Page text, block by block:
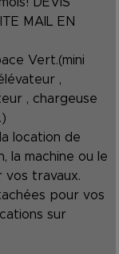
MAIL EN
Vert.(mini
,
, chargeuse
location de
la machine ou le
vos travaux.
pour vos
sur